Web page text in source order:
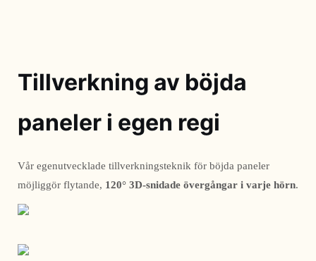
Tillverkning av böjda
paneler i egen regi
Vår egenutvecklade tillverkningsteknik för böjda paneler
möjliggör flytande, 120° 3D-snidade övergångar i varje hörn